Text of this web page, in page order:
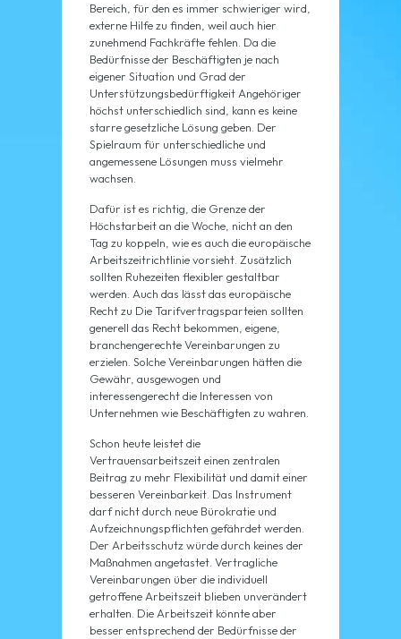
Bereich, für den es immer schwieriger wird,
externe Hilfe zu finden, weil auch hier
zunehmend Fachkräfte fehlen. Da die
Bedürfnisse der Beschäftigten je nach
eigener Situation und Grad der
Unterstützungsbedürftigkeit Angehöriger
höchst unterschiedlich sind, kann es keine
starre gesetzliche Lösung geben. Der
Spielraum für unterschiedliche und
angemessene Lösungen muss vielmehr
wachsen.
Dafür ist es richtig, die Grenze der
Höchstarbeit an die Woche, nicht an den
Tag zu koppeln, wie es auch die europäische
Arbeitszeitrichtlinie vorsieht. Zusätzlich
sollten Ruhezeiten flexibler gestaltbar
werden. Auch das lässt das europäische
Recht zu Die Tarifvertragsparteien sollten
generell das Recht bekommen, eigene,
branchengerechte Vereinbarungen zu
erzielen. Solche Vereinbarungen hätten die
Gewähr, ausgewogen und
interessengerecht die Interessen von
Unternehmen wie Beschäftigten zu wahren.
Schon heute leistet die
Vertrauensarbeitszeit einen zentralen
Beitrag zu mehr Flexibilität und damit einer
besseren Vereinbarkeit. Das Instrument
darf nicht durch neue Bürokratie und
Aufzeichnungspflichten gefährdet werden.
Der Arbeitsschutz würde durch keines der
Maßnahmen angetastet. Vertragliche
Vereinbarungen über die individuell
getroffene Arbeitszeit blieben unverändert
erhalten. Die Arbeitszeit könnte aber
besser entsprechend der Bedürfnisse der